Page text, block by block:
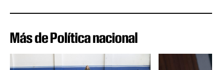
Más de Política nacional